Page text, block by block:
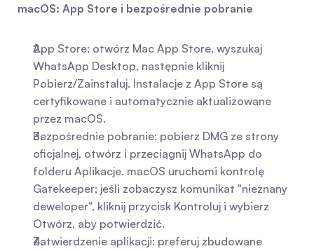
macOS: App Store i bezpośrednie pobranie
App Store: otwórz Mac App Store, wyszukaj
WhatsApp Desktop, następnie kliknij
Pobierz/Zainstaluj. Instalacje z App Store są
certyfikowane i automatycznie aktualizowane
przez macOS.
Bezpośrednie pobranie: pobierz DMG ze strony
oficjalnej, otwórz i przeciągnij WhatsApp do
folderu Aplikacje. macOS uruchomi kontrolę
Gatekeeper; jeśli zobaczysz komunikat "nieznany
deweloper", kliknij przycisk Kontroluj i wybierz
Otwórz, aby potwierdzić.
Zatwierdzenie aplikacji: preferuj zbudowane